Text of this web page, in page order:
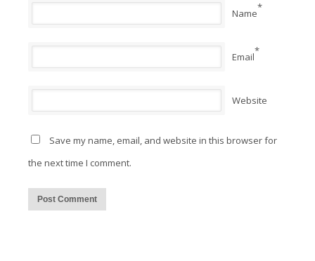
Name*
Email*
Website
Save my name, email, and website in this browser for
the next time I comment.